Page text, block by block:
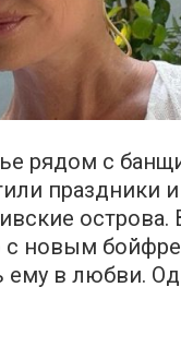
рядом с
праздники и
острова.
с новым
в любви.